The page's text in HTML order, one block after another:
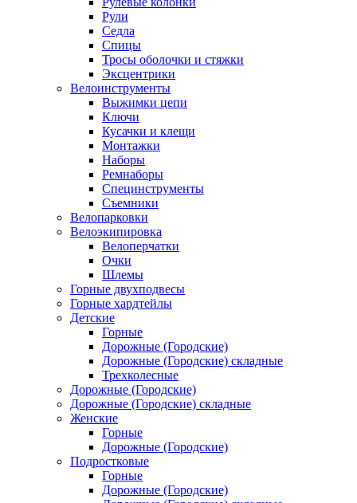
Рули
Седла
Спицы
Тросы оболочки и стяжки
Эксцентрики
Велоинструменты
Выжимки цепи
Ключи
Кусачки и клещи
Монтажки
Наборы
Ремнаборы
Специнструменты
Съемники
Велопарковки
Велоэкипировка
Велоперчатки
Очки
Шлемы
Горные двухподвесы
Горные хардтейлы
Детские
Горные
Дорожные (Городские)
Дорожные (Городские) складные
Трехколесные
Дорожные (Городские)
Дорожные (Городские) складные
Женские
Горные
Дорожные (Городские)
Подростковые
Горные
Дорожные (Городские)